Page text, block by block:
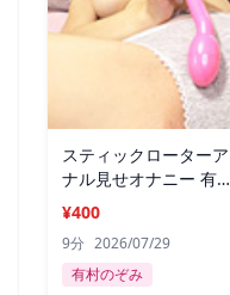
スティックローターア
ナル見せオナニー 有村
のぞみ
¥400
9分 2026/07/29
有村のぞみ